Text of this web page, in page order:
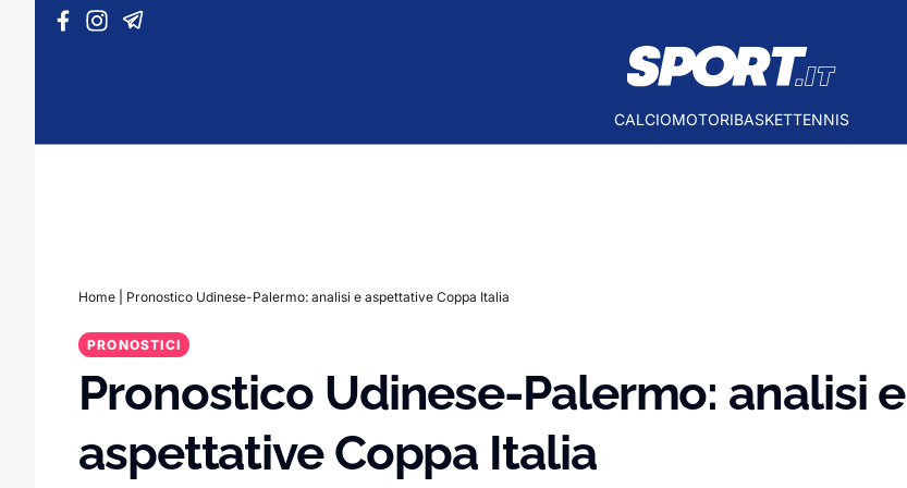
Vai al contenuto
CALCIOMOTORIBASKETTENNIS
Home Pronostico Udinese-Palermo: analisi e aspettative Coppa Italia
PRONOSTICI
Pronostico Udinese-Palermo: analisi e
aspettative Coppa Italia